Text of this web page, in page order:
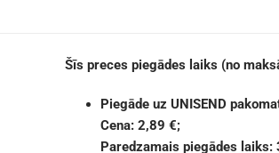
Šīs preces piegādes laiks (no
Piegāde uz UNISEND
Cena: 2,89 €;
Paredzamais piegādes laiks: